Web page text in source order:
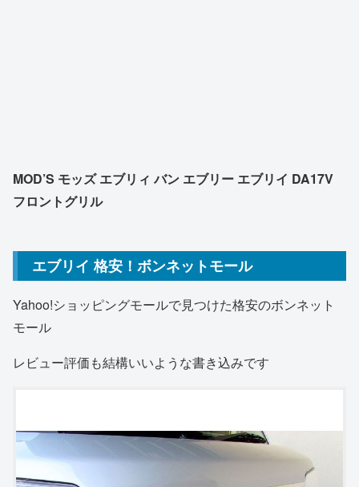
MOD’S モッズ エブリィ バン エブリー エブリイ DA17V
フロントグリル
エブリイ 格安！ボンネットモール
Yahoo!ショッピングモールで見つけた格安のボンネット
モール
レビュー評価も結構いいような書き込みです